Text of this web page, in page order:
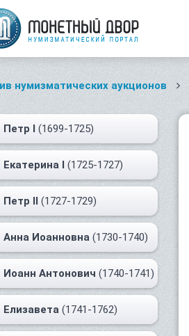
нумизматических аукционов
Петр I (1699-1725)
Екатерина I (1725-1727)
Петр II (1727-1729)
Анна Иоанновна (1730-1740)
Иоанн Антонович (1740-1741)
Елизавета (1741-1762)